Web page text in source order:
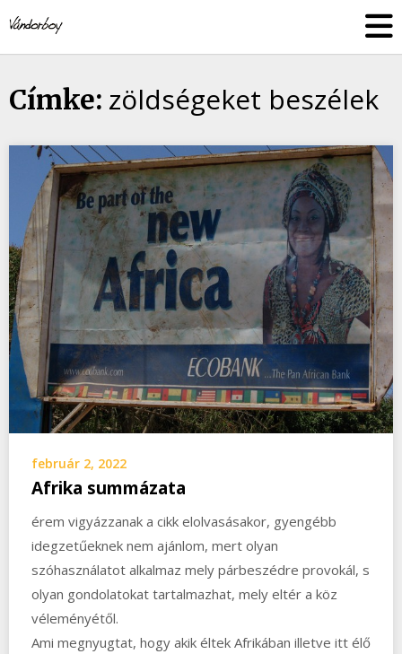
to
content
Címke: zöldségeket beszélek
február 2, 2022
Afrika summázata
érem vigyázzanak a cikk elolvasásakor, gyengébb
idegzetűeknek nem ajánlom, mert olyan
szóhasználatot alkalmaz mely párbeszédre provokál, s
olyan gondolatokat tartalmazhat, mely eltér a köz
véleményétől.
Ami megnyugtat, hogy akik éltek Afrikában illetve itt élő